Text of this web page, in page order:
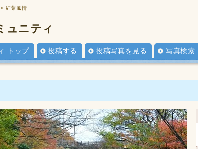
> 紅葉風情
ュニティ
トップ 投稿する 投稿写真を見る 写真検索